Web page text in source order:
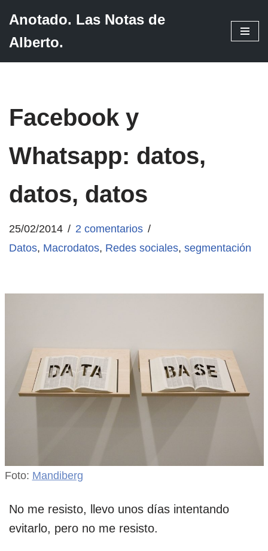
Saltar
Anotado. Las Notas de
Alberto.
Facebook y
Whatsapp: datos,
datos, datos
25/02/2014
2 comentarios
Datos, Macrodatos, Redes sociales, segmentación
Foto: Mandiberg
No me resisto, llevo unos días intentando
evitarlo, pero no me resisto.